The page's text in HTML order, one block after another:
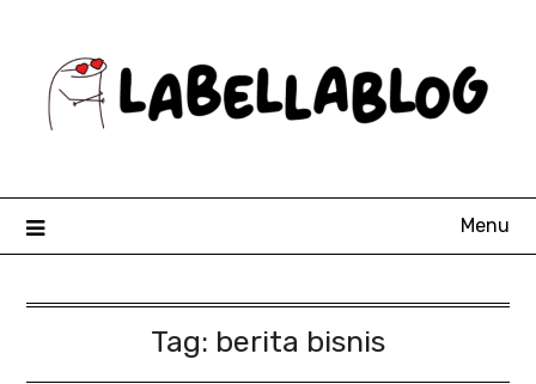
content
Menu
Tag: berita bisnis